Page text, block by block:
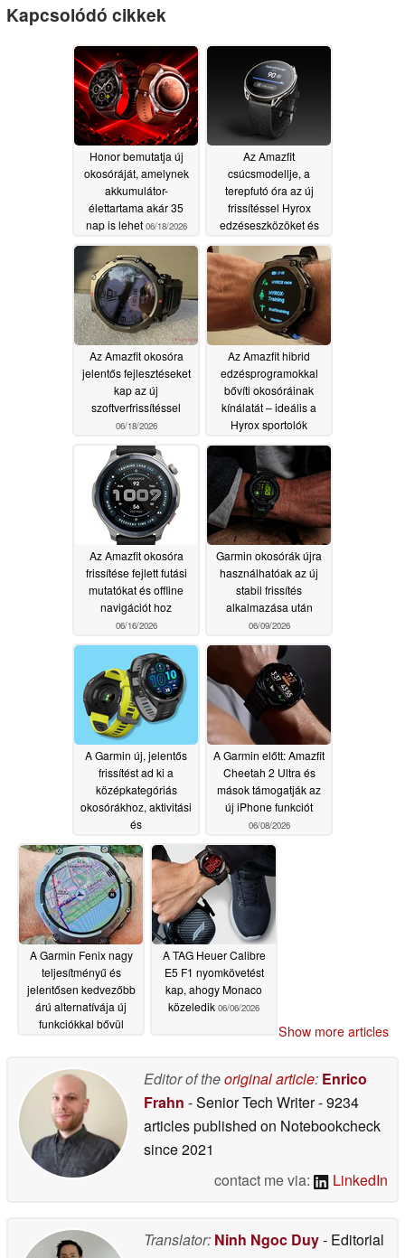
Kapcsolódó cikkek
Honor bemutatja új
okosóráját, amelynek
akkumulátor-
élettartama akár 35
nap is lehet 06/18/2026
Az Amazfit
csúcsmodellje, a
terepfutó óra az új
frissítéssel Hyrox
edzéseszközöket és
energiafogyasztás-
nyomonkövetést kap
06/18/2026
Az Amazfit okosóra
jelentős fejlesztéseket
kap az új
szoftverfrissítéssel
06/18/2026
Az Amazfit hibrid
edzésprogramokkal
bővíti okosóráinak
kínálatát – ideális a
Hyrox sportolók
06/16/2026
Az Amazfit okosóra
frissítése fejlett futási
mutatókat és offline
navigációt hoz
06/16/2026
Garmin okosórák újra
használhatóak az új
stabil frissítés
alkalmazása után
06/09/2026
A Garmin új, jelentős
frissítést ad ki a
középkategóriás
okosórákhoz, aktivitási
és
06/09/2026
A Garmin előtt: Amazfit
Cheetah 2 Ultra és
mások támogatják az
új iPhone funkciót
06/08/2026
A Garmin Fenix nagy
teljesítményű és
jelentősen kedvezőbb
árú alternatívája új
funkciókkal bővül
A TAG Heuer Calibre
E5 F1 nyomkövetést
kap, ahogy Monaco
közeledik 06/06/2026
Show more articles
Editor of theoriginal article: Enrico
Frahn - Senior Tech Writer- 9234
articles published on Notebookcheck
since 2021
contact me via:
LinkedIn
Translator: Ninh Ngoc Duy- Editorial